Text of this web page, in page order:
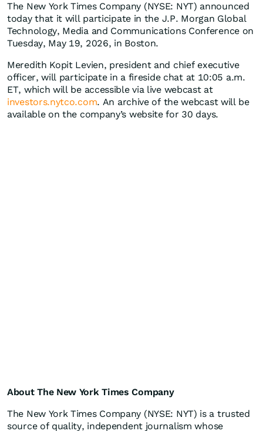
The New York Times Company (NYSE: NYT) announced
today that it will participate in the J.P. Morgan Global
Technology, Media and Communications Conference on
Tuesday, May 19, 2026, in Boston.
Meredith Kopit Levien, president and chief executive
officer, will participate in a fireside chat at 10:05 a.m.
ET, which will be accessible via live webcast at
investors.nytco.com. An archive of the webcast will be
available on the company’s website for 30 days.
About The New York Times Company
The New York Times Company (NYSE: NYT) is a trusted
source of quality, independent journalism whose